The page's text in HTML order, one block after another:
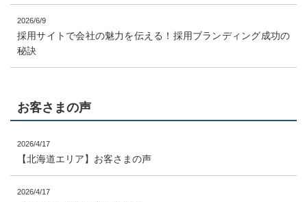
2026/6/9
採用サイトで会社の魅力を伝える！採用ブランディング成功の
秘訣
お客さまの声
2026/4/17
【北海道エリア】お客さまの声
2026/4/17